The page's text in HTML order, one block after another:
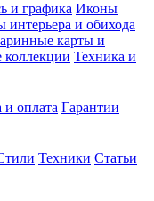
и графика Иконы
интерьера и обихода
карты и
коллекции Техника и
и оплата Гарантии
Техники Статьи